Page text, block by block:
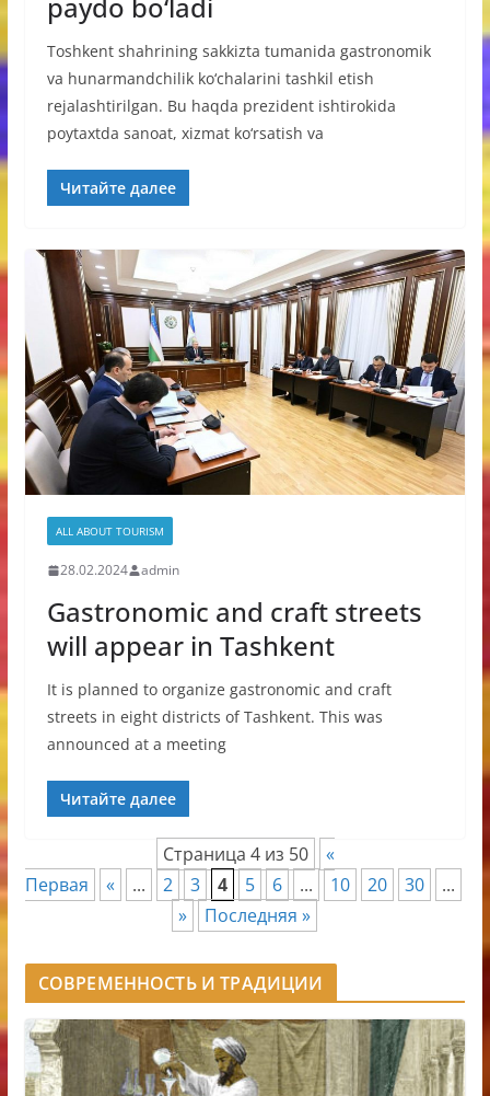
paydo bo‘ladi
Toshkent shahrining sakkizta tumanida gastronomik
va hunarmandchilik ko‘chalarini tashkil etish
rejalashtirilgan. Bu haqda prezident ishtirokida
poytaxtda sanoat, xizmat ko‘rsatish va
Читайте далее
ALL ABOUT TOURISM
28.02.2024 admin
Gastronomic and craft streets
will appear in Tashkent
It is planned to organize gastronomic and craft
streets in eight districts of Tashkent. This was
announced at a meeting
Читайте далее
Страница 4 из 50
«
Первая
« ... 2 3 4 5 6 ... 10 20 30
...
»
Последняя »
СОВРЕМЕННОСТЬ И ТРАДИЦИИ